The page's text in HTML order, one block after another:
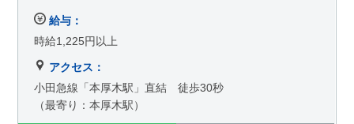
給与：
時給1,225円以上
アクセス：
小田急線「本厚木駅」直結 徒歩30秒
（最寄り：本厚木駅）